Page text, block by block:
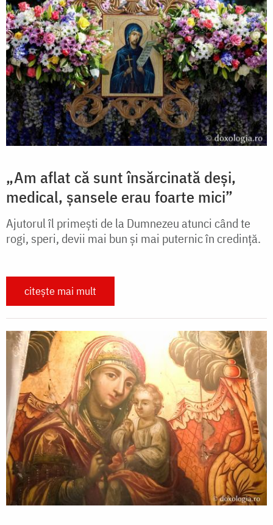
„Am aflat că sunt însărcinată deși,
medical, șansele erau foarte mici”
Ajutorul îl primești de la Dumnezeu atunci când te
rogi, speri, devii mai bun și mai puternic în credință.
citește mai mult